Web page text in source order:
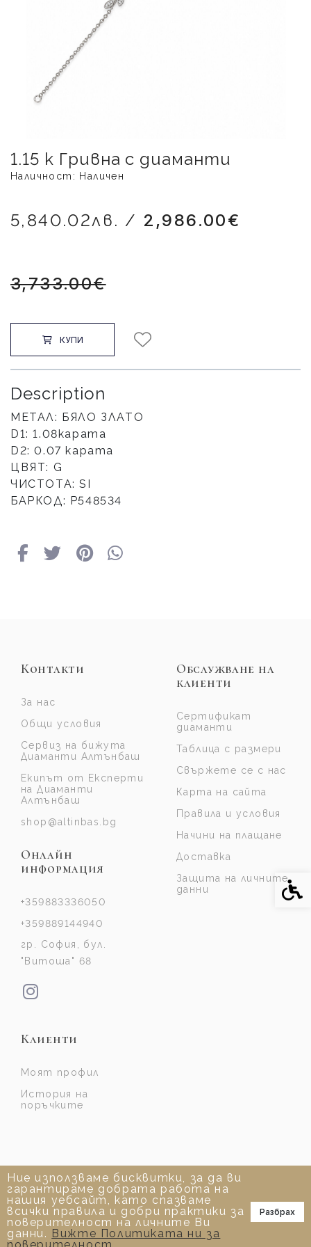
📞
1.15 k Гривна с диаманти
Наличност: Наличен
5,840.02лв. / 2,986.00€
3,733.00€
КУПИ
Description
МЕТАЛ: БЯЛО ЗЛАТО
D1: 1.08карата
D2: 0.07 карата
ЦВЯТ: G
ЧИСТОТА: SI
БАРКОД: Р548534
Ние използваме бисквитки, за да ви
гарантираме добрата работа на
нашия уебсайт, като спазваме
всички правила и добри практики за
поверителност на личните Ви
данни. Вижте Политиката ни за
Разбрах
Контакти
За нас
Общи условия
Сервиз на бижута
Диаманти Алтънбаш
Екипът от Експерти
на Диаманти
Алтънбаш
shop@altinbas.bg
Онлайн
информация
+359883336050
+359889144940
гр. София, бул.
"Витоша" 68
Обслужване на
клиенти
Сертификат
диаманти
Таблица с размери
Свържете се с нас
Карта на сайта
Правила и условия
Начини на плащане
Доставка
Защита на личните
данни
Клиенти
Моят профил
История на
поръчките